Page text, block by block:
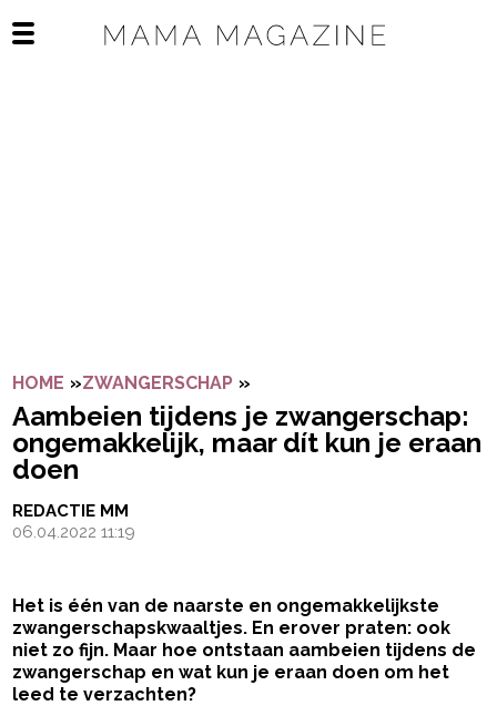
Open het mobiele menu
HOME »ZWANGERSCHAP »
Aambeien tijdens je zwangerschap:
ongemakkelijk, maar dít kun je eraan
doen
REDACTIE MM
06.04.2022 11:19
Het is één van de naarste en ongemakkelijkste
zwangerschapskwaaltjes. En erover praten: ook
niet zo fijn. Maar hoe ontstaan aambeien tijdens de
zwangerschap en wat kun je eraan doen om het
leed te verzachten?